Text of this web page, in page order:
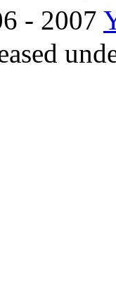
- 2007